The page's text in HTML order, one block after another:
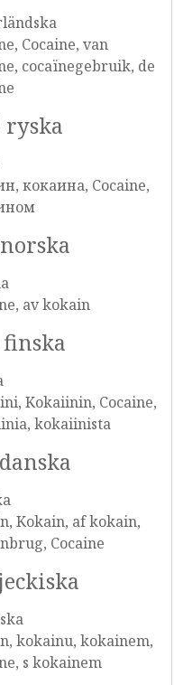
Cocaine, van
cocaïnegebruik, de
ryska
кокаина, Cocaine,
av kokain
Kokaiinin, Cocaine,
kokaiinista
Kokain, af kokain,
Cocaine
kokainu, kokainem,
s kokainem